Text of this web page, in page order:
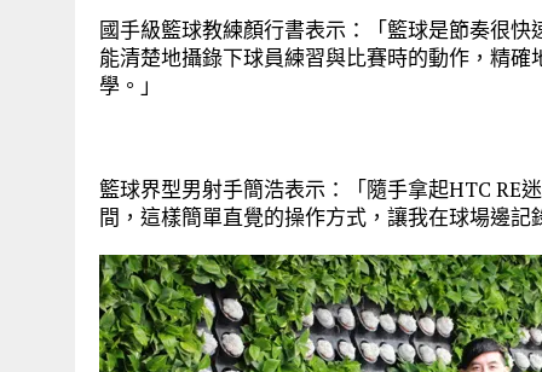
國手級籃球教練顏行書表示：「籃球是節奏很
能清楚地攝錄下球員練習與比賽時的動作，精
學。」
籃球界型男射手簡浩表示：「隨手拿起HTC RE
間，這樣簡單直覺的操作方式，讓我在球場邊